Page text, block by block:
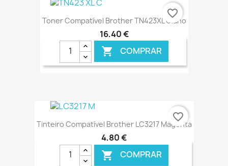
€ ONLINE
Toner Compatível Brother TN423XL Ciano
16,40 €
 COMPRAR
€ ONLINE
favorite_border
Tinteiro Compatível Brother LC3217 Magenta
4,80 €
 COMPRAR
favorite_border